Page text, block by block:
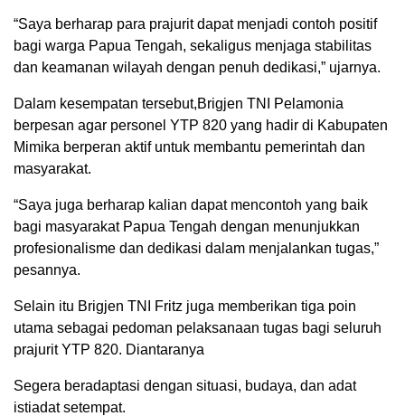
“Saya berharap para prajurit dapat menjadi contoh positif
bagi warga Papua Tengah, sekaligus menjaga stabilitas
dan keamanan wilayah dengan penuh dedikasi,” ujarnya.
Dalam kesempatan tersebut,Brigjen TNI Pelamonia
berpesan agar personel YTP 820 yang hadir di Kabupaten
Mimika berperan aktif untuk membantu pemerintah dan
masyarakat.
“Saya juga berharap kalian dapat mencontoh yang baik
bagi masyarakat Papua Tengah dengan menunjukkan
profesionalisme dan dedikasi dalam menjalankan tugas,”
pesannya.
Selain itu Brigjen TNI Fritz juga memberikan tiga poin
utama sebagai pedoman pelaksanaan tugas bagi seluruh
prajurit YTP 820. Diantaranya
Segera beradaptasi dengan situasi, budaya, dan adat
istiadat setempat.